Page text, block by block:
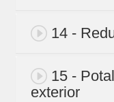
14 -
15 -
exterior